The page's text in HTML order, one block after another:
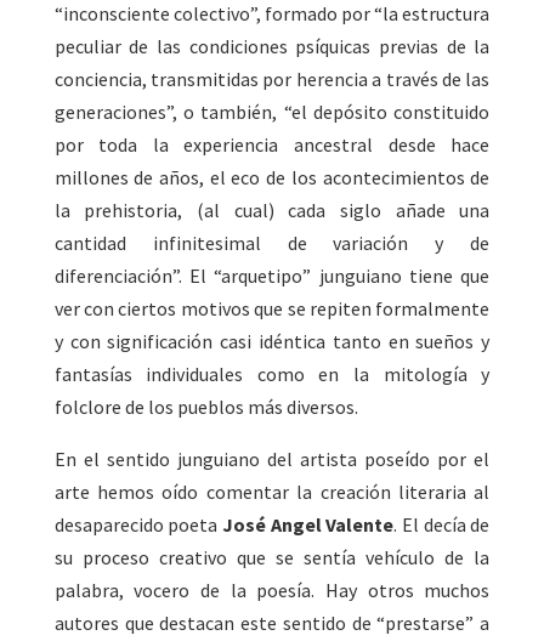
“inconsciente colectivo”, formado por “la estructura
peculiar de las condiciones psíquicas previas de la
conciencia, transmitidas por herencia a través de las
generaciones”, o también, “el depósito constituido
por toda la experiencia ancestral desde hace
millones de años, el eco de los acontecimientos de
la prehistoria, (al cual) cada siglo añade una
cantidad infinitesimal de variación y de
diferenciación”. El “arquetipo” junguiano tiene que
ver con ciertos motivos que se repiten formalmente
y con significación casi idéntica tanto en sueños y
fantasías individuales como en la mitología y
folclore de los pueblos más diversos.
En el sentido junguiano del artista poseído por el
arte hemos oído comentar la creación literaria al
desaparecido poetaJosé Angel Valente. El decía de
su proceso creativo que se sentía vehículo de la
palabra, vocero de la poesía. Hay otros muchos
autores que destacan este sentido de “prestarse” a